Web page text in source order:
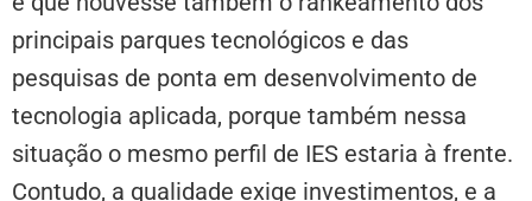
principais parques tecnológicos e das
pesquisas de ponta em desenvolvimento de
tecnologia aplicada, porque também nessa
situação o mesmo perfil de IES estaria à frente.
Contudo, a qualidade exige investimentos, e a